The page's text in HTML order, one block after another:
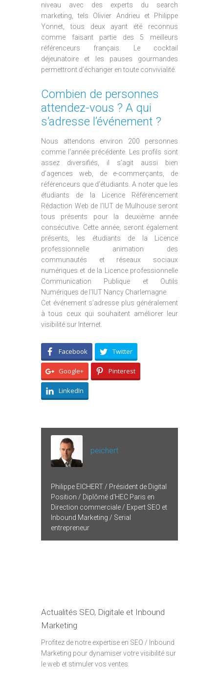
niveau avec des experts du search
marketing, tels Olivier Andrieu et Philippe
Yonnet, tous deux ayant été reconnus
comme faisant partie des 5 meilleurs
référenceurs français. Le cocktail
déjeunatoire et les pauses gourmandes
permettront d’échanger en toute convivialité.
Combien de personnes
attendez-vous ? A qui
s’adresse l’événement ?
Nous attendons environ 200 personnes
comme l’année précédente. Les profils sont
assez diversifiés, il s’agit aussi bien
d’agences web, de e-commerçants, de
référenceurs que d’étudiants. A noter que les
étudiants de la Licence Référencement
Rédaction Web de l’IUT de Mulhouse seront
tous présents pour la deuxième année
consécutive. Cette année, seront également
présents, les étudiants de la Licence
professionnelle animation des
communautés et réseaux sociaux
numériques et de la Licence professionnelle
Communication Publique et Outils
Numériques de l’IUT Nancy Charlemagne.
Cet événement s’adresse plus généralement
à tous ceux qui souhaitent améliorer leur
visibilité sur Internet.
Facebook Twitter
Google+ Pinterest
LinkedIn
peichert
Philippe EICHERT / Président de Digital
Position / Diplômé d'HEC Paris en
Direction commerciale / Expert SEO et
Inbound Marketing / Serial
entrepreneur
Actualités SEO, Digitale et Inbound
Marketing
Profitez de notre expertise en SEO / Inbound
Marketing pour dynamiser votre visibilité sur
le web et stimuler vos ventes.